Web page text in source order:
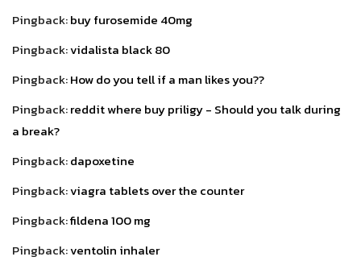
Pingback:buy furosemide 40mg
Pingback:vidalista black 80
Pingback:How do you tell if a man likes you??
Pingback:reddit where buy priligy - Should you talk during
a break?
Pingback:dapoxetine
Pingback:viagra tablets over the counter
Pingback:fildena 100 mg
Pingback:ventolin inhaler